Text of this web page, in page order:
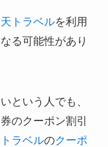
トラベルを利用
る可能性があり
という人でも、
のクーポン割引
ラベルのクーポ